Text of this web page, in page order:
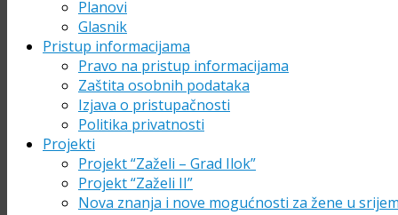
Planovi
Glasnik
Pristup informacijama
Pravo na pristup informacijama
Zaštita osobnih podataka
Izjava o pristupačnosti
Politika privatnosti
Projekti
Projekt “Zaželi – Grad Ilok”
Projekt “Zaželi II”
Nova znanja i nove mogućnosti za žene u